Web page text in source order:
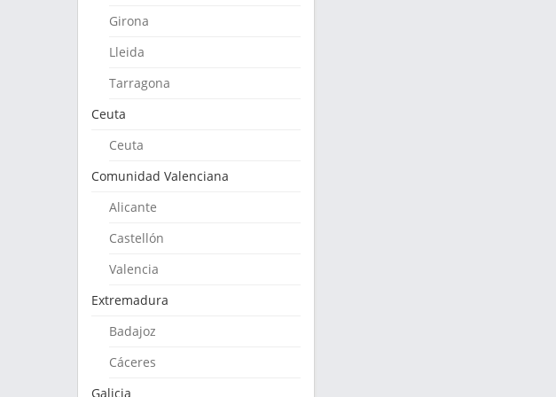
Girona
Lleida
Tarragona
Ceuta
Ceuta
Comunidad Valenciana
Alicante
Castellón
Valencia
Extremadura
Badajoz
Cáceres
Galicia